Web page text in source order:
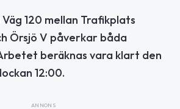
120 mellan Trafikplats
Örsjö V påverkar båda
beräknas vara klart den
12:00.
ANNONS